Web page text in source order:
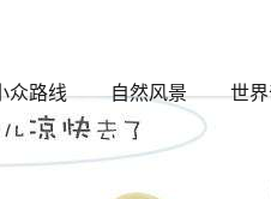
众路线 自然风景 世